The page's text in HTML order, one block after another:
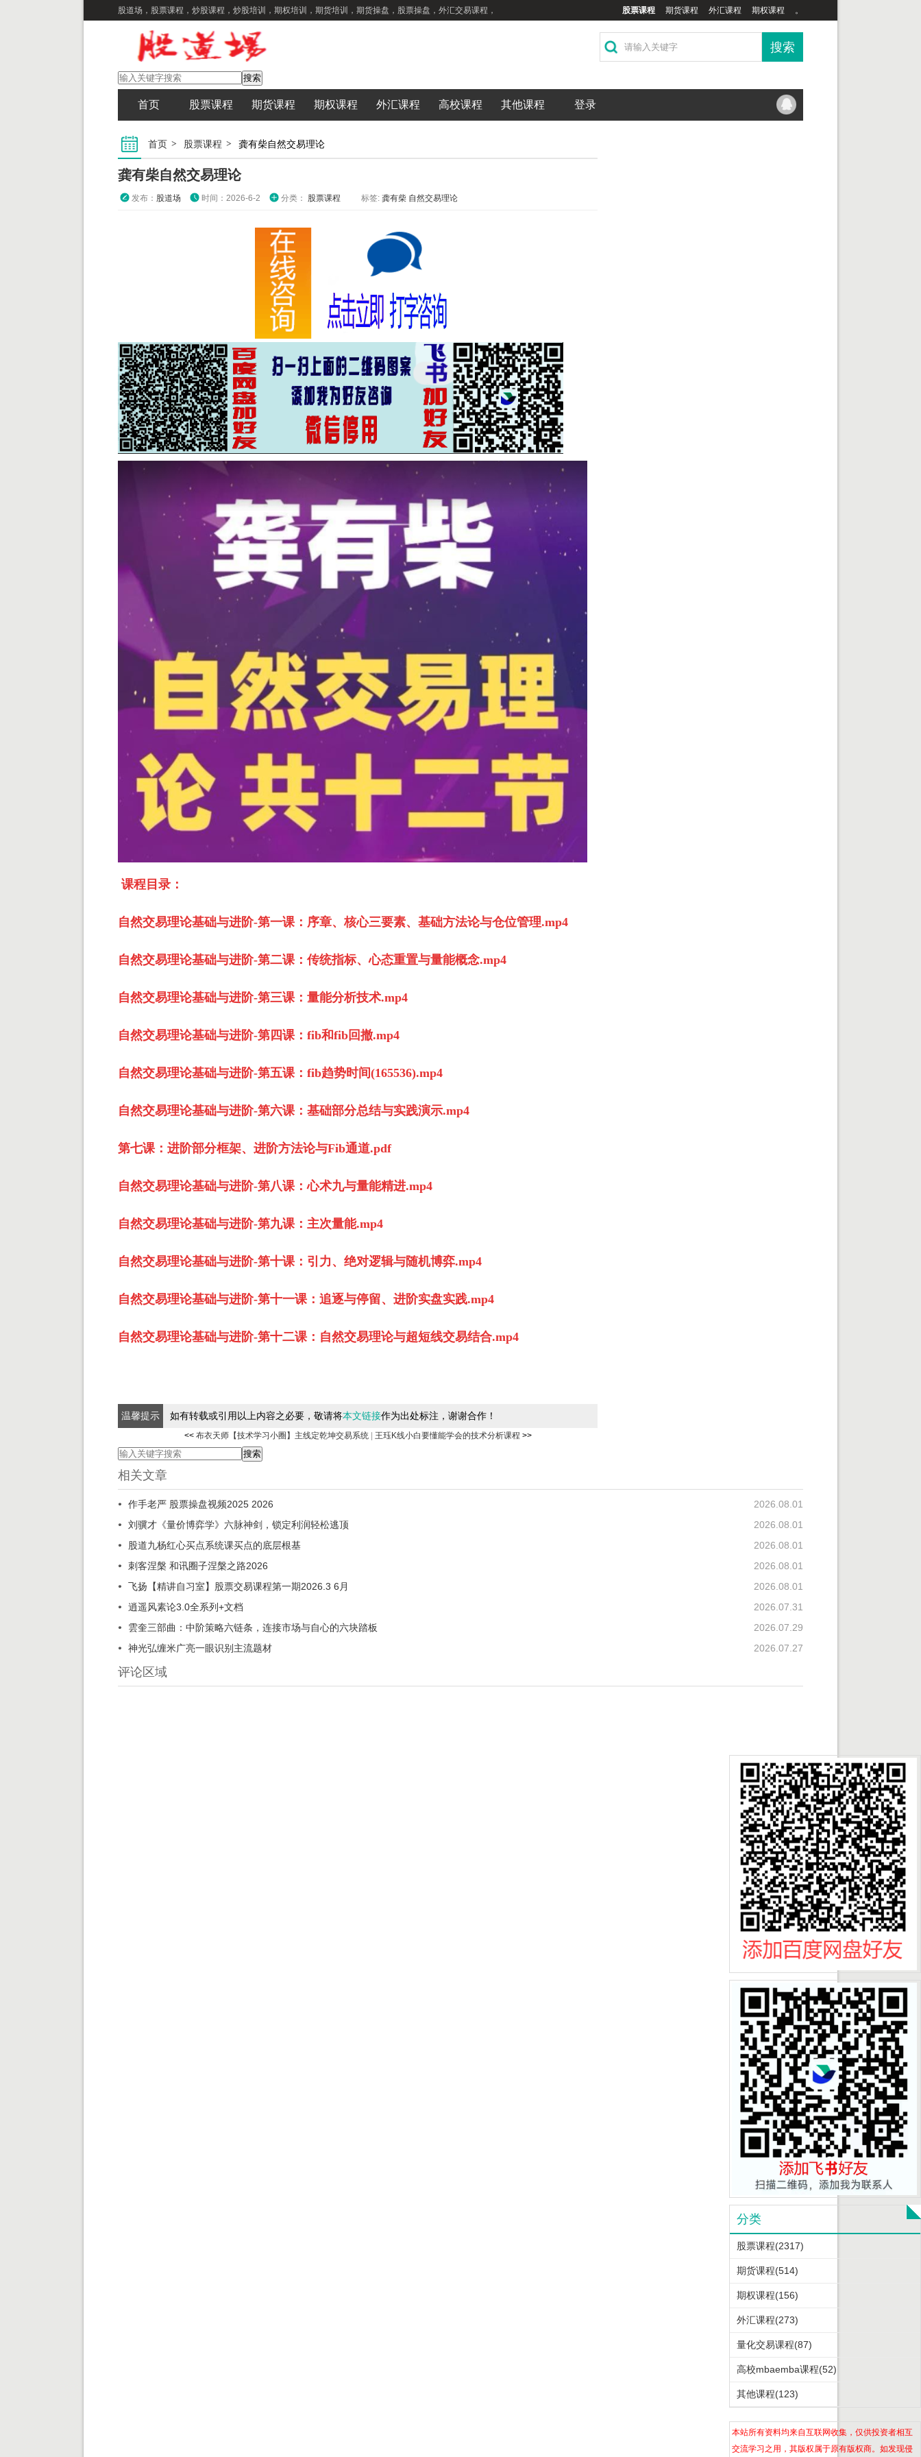
股道场，股票课程，炒股课程，炒股培训，期权培训，期货培训，期货操盘，股票操盘，外汇交易课程， 股票课程 期货课程 外汇课程 期权课程 。
首页 股票课程 期货课程 期权课程 外汇课程 高校课程 其他课程 登录
首页 股票课程 龚有柴自然交易理论
龚有柴自然交易理论
发布： 股道场 时间：2026-6-2 分类： 股票课程 标签: 龚有柴 自然交易理论
课程目录：
自然交易理论基础与进阶-第一课：序章、核心三要素、基础方法论与仓位管理.mp4
自然交易理论基础与进阶-第二课：传统指标、心态重置与量能概念.mp4
自然交易理论基础与进阶-第三课：量能分析技术.mp4
自然交易理论基础与进阶-第四课：fib和fib回撤.mp4
自然交易理论基础与进阶-第五课：fib趋势时间(165536).mp4
自然交易理论基础与进阶-第六课：基础部分总结与实践演示.mp4
第七课：进阶部分框架、进阶方法论与Fib通道.pdf
自然交易理论基础与进阶-第八课：心术九与量能精进.mp4
自然交易理论基础与进阶-第九课：主次量能.mp4
自然交易理论基础与进阶-第十课：引力、绝对逻辑与随机博弈.mp4
自然交易理论基础与进阶-第十一课：追逐与停留、进阶实盘实践.mp4
自然交易理论基础与进阶-第十二课：自然交易理论与超短线交易结合.mp4
温馨提示 如有转载或引用以上内容之必要，敬请将本文链接作为出处标注，谢谢合作！
<< 布衣天师【技术学习小圈】主线定乾坤交易系统 王珏K线小白要懂能学会的技术分析课程 >>
相关文章
2026.08.01
作手老严 股票操盘视频2025 2026
2026.08.01
刘骥才《量价博弈学》六脉神剑，锁定利润轻松逃顶
2026.08.01
股道九杨红心买点系统课买点的底层根基
2026.08.01
刺客涅槃 和讯圈子涅槃之路2026
2026.08.01
飞扬【精讲自习室】股票交易课程第一期2026.3 6月
2026.07.31
逍遥风素论3.0全系列+文档
2026.07.29
雲奎三部曲：中阶策略六链条，连接市场与自心的六块踏板
2026.07.27
神光弘缠米广亮一眼识别主流题材
评论区域
分类
股票课程(2317)
期货课程(514)
期权课程(156)
外汇课程(273)
量化交易课程(87)
高校mbaemba课程(52)
其他课程(123)
本站所有资料均来自互联网收集，仅供投资者相互
交流学习之用，其版权属于原有版权商。如发现侵